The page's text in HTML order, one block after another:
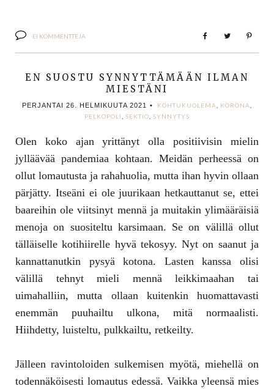
EI KOMMENTTEJA
EN SUOSTU SYNNYTTÄMÄÄN ILMAN
MIESTÄNI
PERJANTAI 26. HELMIKUUTA 2021 • KOHTUKUOLEMA KORONA
PELKOPOLI
SEKTIO SYNNYTYS
Olen koko ajan yrittänyt olla positiivisin mielin
jylläävää pandemiaa kohtaan. Meidän perheessä on
ollut lomautusta ja rahahuolia, mutta ihan hyvin ollaan
pärjätty. Itseäni ei ole juurikaan hetkauttanut se, ettei
baareihin ole viitsinyt mennä ja muitakin ylimääräisiä
menoja on suositeltu karsimaan. Se on välillä ollut
tälläiselle kotihiirelle hyvä tekosyy. Nyt on saanut ja
kannattanutkin pysyä kotona. Lasten kanssa olisi
välillä tehnyt mieli mennä leikkimaahan tai
uimahalliin, mutta ollaan kuitenkin huomattavasti
enemmän puuhailtu ulkona, mitä normaalisti.
Hiihdetty, luisteltu, pulkkailtu, retkeilty.
Jälleen ravintoloiden sulkemisen myötä, miehellä on
todennäköisesti lomautus edessä. Vaikka yleensä mies